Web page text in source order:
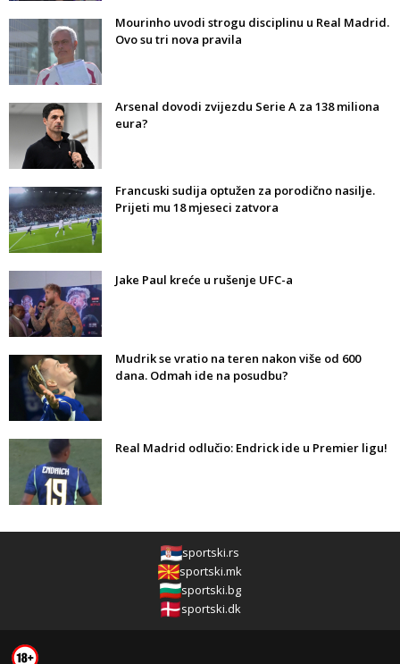
Mourinho uvodi strogu disciplinu u Real Madrid.
Ovo su tri nova pravila
Arsenal dovodi zvijezdu Serie A za 138 miliona
eura?
Francuski sudija optužen za porodično nasilje.
Prijeti mu 18 mjeseci zatvora
Jake Paul kreće u rušenje UFC-a
Mudrik se vratio na teren nakon više od 600
dana. Odmah ide na posudbu?
Real Madrid odlučio: Endrick ide u Premier ligu!
sportski.rs
sportski.mk
sportski.bg
sportski.dk